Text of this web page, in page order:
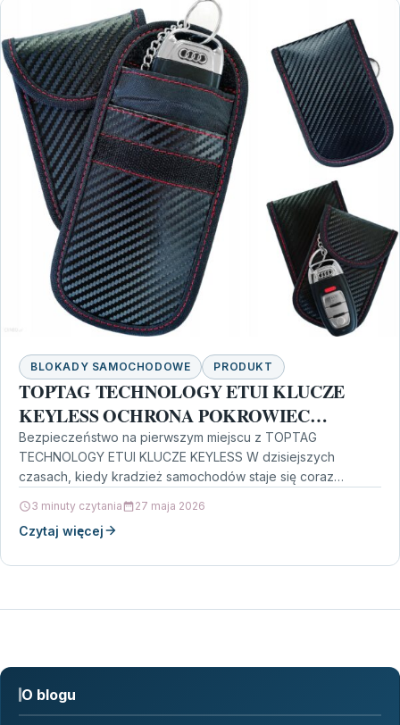
BLOKADY SAMOCHODOWE PRODUKT
TOPTAG TECHNOLOGY ETUI KLUCZE
KEYLESS OCHRONA POKROWIEC
BLOKADA FAL
Bezpieczeństwo na pierwszym miejscu z TOPTAG
TECHNOLOGY ETUI KLUCZE KEYLESS W dzisiejszych
czasach, kiedy kradzież samochodów staje się coraz
3 minuty czytania 27 maja 2026
Czytaj więcej
O blogu